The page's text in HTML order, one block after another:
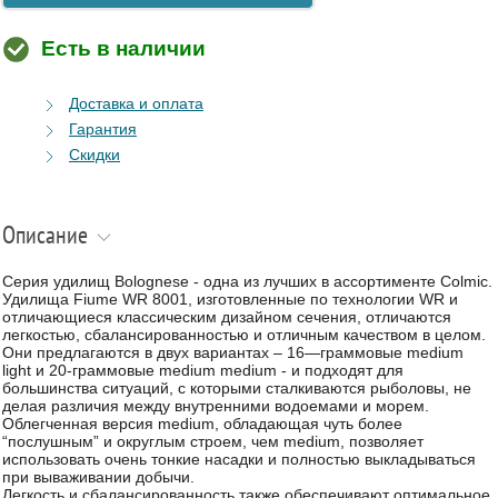
Есть в наличии
Доставка и оплата
Гарантия
Скидки
Описание
Серия удилищ Bolognese - одна из лучших в ассортименте Colmic.
Удилища Fiume WR 8001, изготовленные по технологии WR и
отличающиеся классическим дизайном сечения, отличаются
легкостью, сбалансированностью и отличным качеством в целом.
Они предлагаются в двух вариантах – 16—граммовые medium
light и 20-граммовые medium medium - и подходят для
большинства ситуаций, с которыми сталкиваются рыболовы, не
делая различия между внутренними водоемами и морем.
Облегченная версия medium, обладающая чуть более
“послушным” и округлым строем, чем medium, позволяет
использовать очень тонкие насадки и полностью выкладываться
при вываживании добычи.